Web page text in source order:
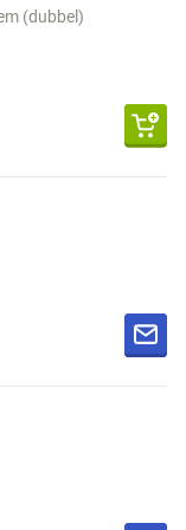
(dubbel)